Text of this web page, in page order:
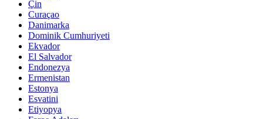
Çin
Curaçao
Danimarka
Dominik Cumhuriyeti
Ekvador
El Salvador
Endonezya
Ermenistan
Estonya
Esvatini
Etiyopya